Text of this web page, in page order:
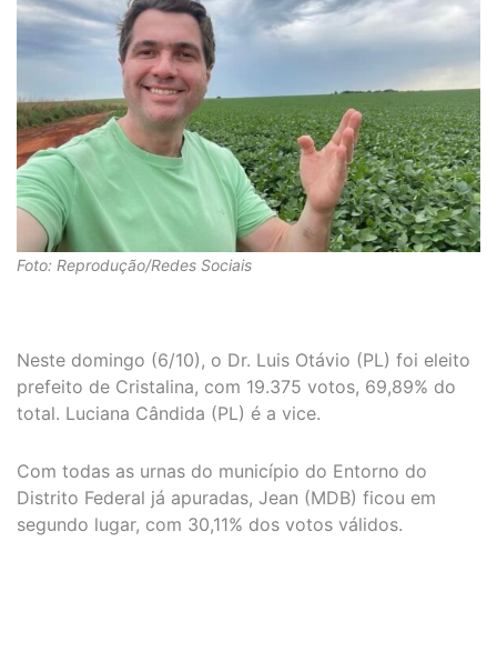
Foto: Reprodução/Redes Sociais
Neste domingo (6/10), o Dr. Luis Otávio (PL) foi eleito
prefeito de Cristalina, com 19.375 votos, 69,89% do
total. Luciana Cândida (PL) é a vice.
Com todas as urnas do município do Entorno do
Distrito Federal já apuradas, Jean (MDB) ficou em
segundo lugar, com 30,11% dos votos válidos.